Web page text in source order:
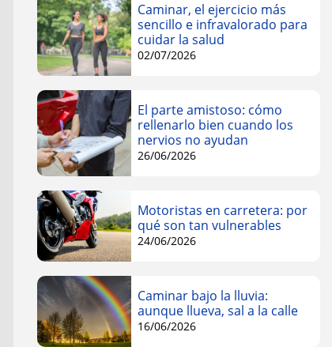
Caminar, el ejercicio más
sencillo e infravalorado para
cuidar la salud
02/07/2026
El parte amistoso: cómo
rellenarlo bien cuando los
nervios no ayudan
26/06/2026
Motoristas en carretera: por
qué son tan vulnerables
24/06/2026
Caminar bajo la lluvia:
aunque llueva, sal a la calle
16/06/2026